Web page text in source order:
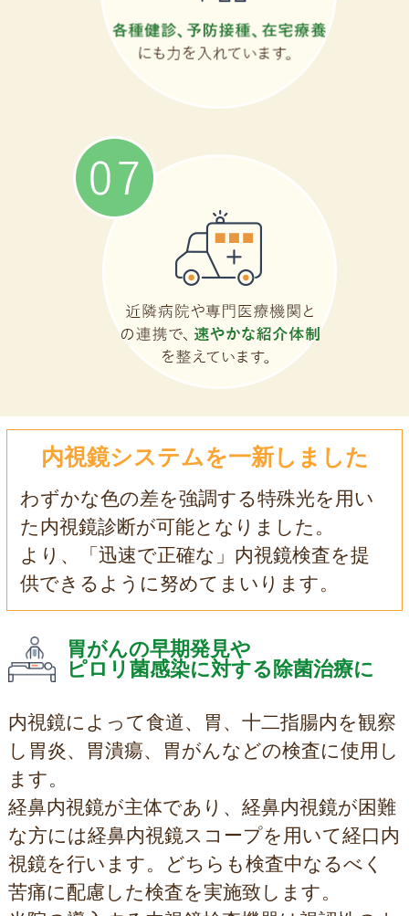
内視鏡システムを一新しました
わずかな色の差を強調する特殊光を用い
た内視鏡診断が可能となりました。
より、「迅速で正確な」内視鏡検査を提
供できるように努めてまいります。
胃がんの早期発見や
ピロリ菌感染に対する除菌治療に
内視鏡によって食道、胃、十二指腸内を観察
し胃炎、胃潰瘍、胃がんなどの検査に使用し
ます。
経鼻内視鏡が主体であり、経鼻内視鏡が困難
な方には経鼻内視鏡スコープを用いて経口内
視鏡を行います。どちらも検査中なるべく
苦痛に配慮した検査を実施致します。